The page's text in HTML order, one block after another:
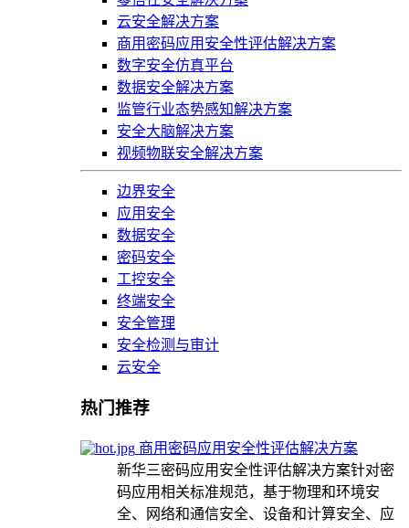
云安全解决方案
商用密码应用安全性评估解决方案
数字安全仿真平台
数据安全解决方案
监管行业态势感知解决方案
安全大脑解决方案
视频物联安全解决方案
边界安全
应用安全
数据安全
密码安全
工控安全
终端安全
安全管理
安全检测与审计
云安全
热门推荐
商用密码应用安全性评估解决方案
新华三密码应用安全性评估解决方案针对密
码应用相关标准规范，基于物理和环境安
全、网络和通信安全、设备和计算安全、应